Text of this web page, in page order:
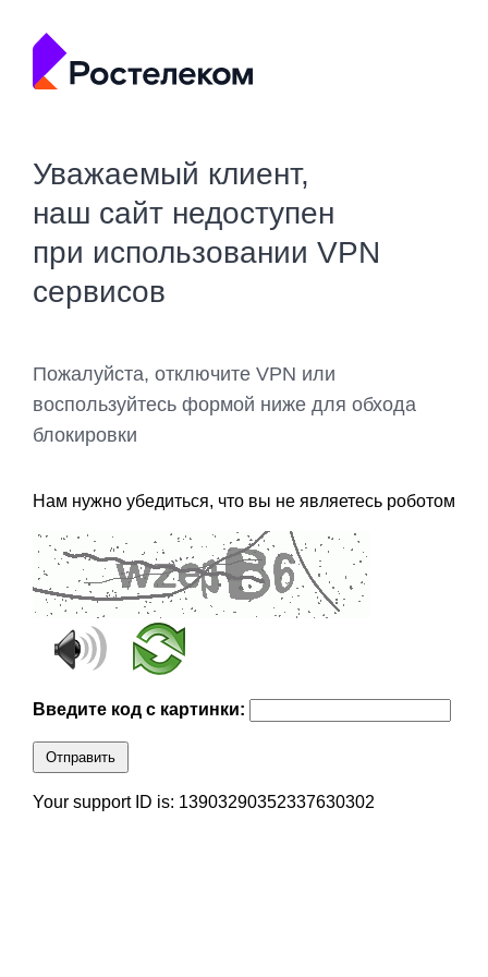
Уважаемый клиент,
наш сайт недоступен
при использовании VPN
сервисов
Пожалуйста, отключите VPN или
воспользуйтесь формой ниже для обхода
блокировки
Нам нужно убедиться, что вы не являетесь роботом
Введите код с картинки:
Отправить
Your support ID is: 13903290352337630302